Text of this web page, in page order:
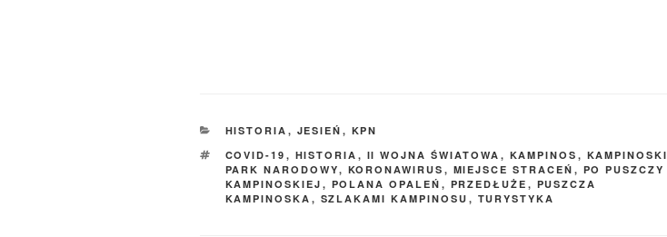
KATEGORIE
HISTORIA , JESIEŃ , KPN
TAGI
COVID-19 , HISTORIA , II WOJNA ŚWIATOWA , KAMPINOS , KAMPINOSKI
PARK NARODOWY, KORONAWIRUS , MIEJSCE STRACEŃ , PO PUSZCZY
KAMPINOSKIEJ , POLANA OPALEŃ , PRZEDŁUŻE , PUSZCZA
KAMPINOSKA , SZLAKAMI KAMPINOSU , TURYSTYKA